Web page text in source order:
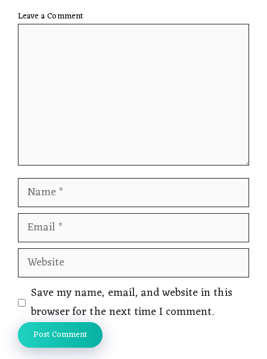
Leave a Comment
Name
Email
Website
Save my name, email, and website in this
browser for the next time I comment.